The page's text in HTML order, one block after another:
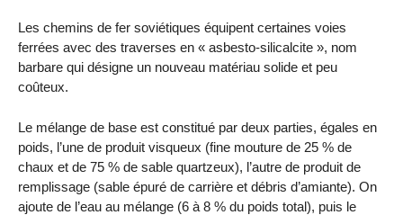
Les chemins de fer soviétiques équipent certaines voies
ferrées avec des traverses en « asbesto-silicalcite », nom
barbare qui désigne un nouveau matériau solide et peu
coûteux.
Le mélange de base est constitué par deux parties, égales en
poids, l’une de produit visqueux (fine mouture de 25 % de
chaux et de 75 % de sable quartzeux), l’autre de produit de
remplissage (sable épuré de carrière et débris d’amiante). On
ajoute de l’eau au mélange (6 à 8 % du poids total), puis le